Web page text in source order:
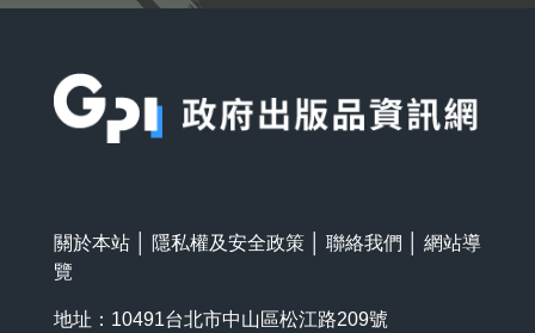
關於本站 隱私權及安全政策 聯絡我們
網站導
覽
地址：10491台北市中山區松江路209號